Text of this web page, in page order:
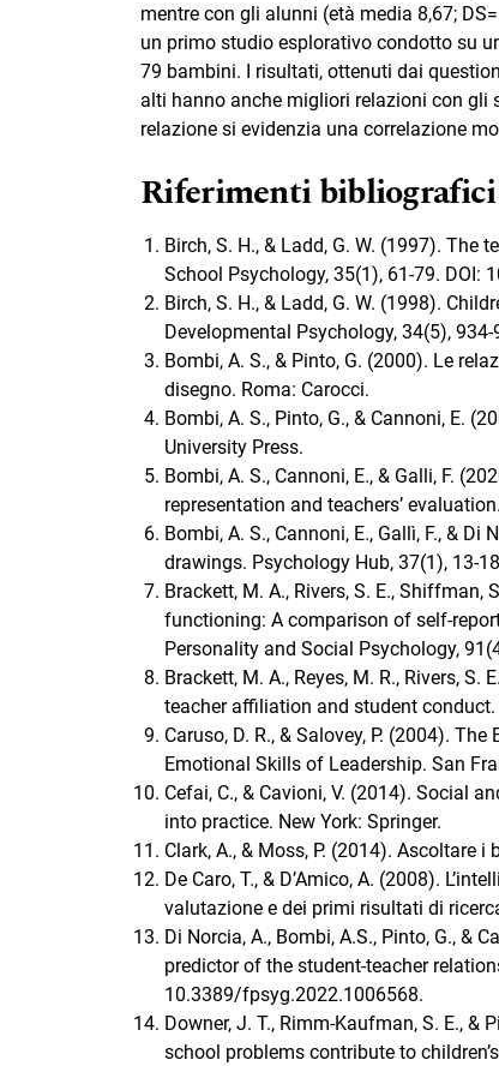
mentre con gli alunni (età media 8,67;
un primo studio esplorativo condotto su
79 bambini. I risultati, ottenuti dai
alti hanno anche migliori relazioni con
relazione si evidenzia una correlazione
Riferimenti bibliografici
Birch, S. H., & Ladd, G. W. (1997).
School Psychology, 35(1), 61-79. DOI:
Birch, S. H., & Ladd, G. W. (1998).
Developmental Psychology, 34(5),
Bombi, A. S., & Pinto, G. (2000). Le
disegno. Roma: Carocci.
Bombi, A. S., Pinto, G., & Cannoni, E.
University Press.
Bombi, A. S., Cannoni, E., & Galli, F.
representation and teachers’
Bombi, A. S., Cannoni, E., Gallì, F., &
drawings. Psychology Hub, 37(1), 13-
Brackett, M. A., Rivers, S. E., Shiffman,
functioning: A comparison of self-
Personality and Social Psychology,
Brackett, M. A., Reyes, M. R., Rivers,
teacher affiliation and student
Caruso, D. R., & Salovey, P. (2004).
Emotional Skills of Leadership. San
Cefai, C., & Cavioni, V. (2014). Social
into practice. New York: Springer.
Clark, A., & Moss, P. (2014). Ascoltare
De Caro, T., & D’Amico, A. (2008).
valutazione e dei primi risultati di
Di Norcia, A., Bombi, A.S., Pinto, G., &
predictor of the student-teacher
10.3389/fpsyg.2022.1006568.
Downer, J. T., Rimm-Kaufman, S. E.,
school problems contribute to